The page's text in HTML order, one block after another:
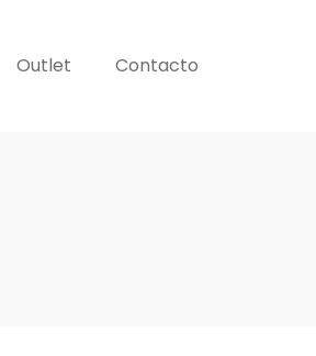
Outlet Contacto